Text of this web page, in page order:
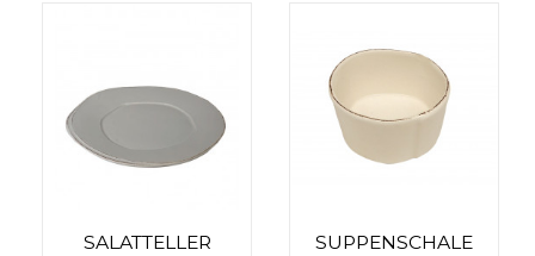
SALATTELLER
SUPPENSCHALE